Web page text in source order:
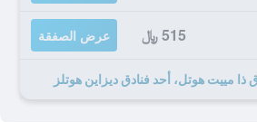
515 ﷼ عرض الصفقة